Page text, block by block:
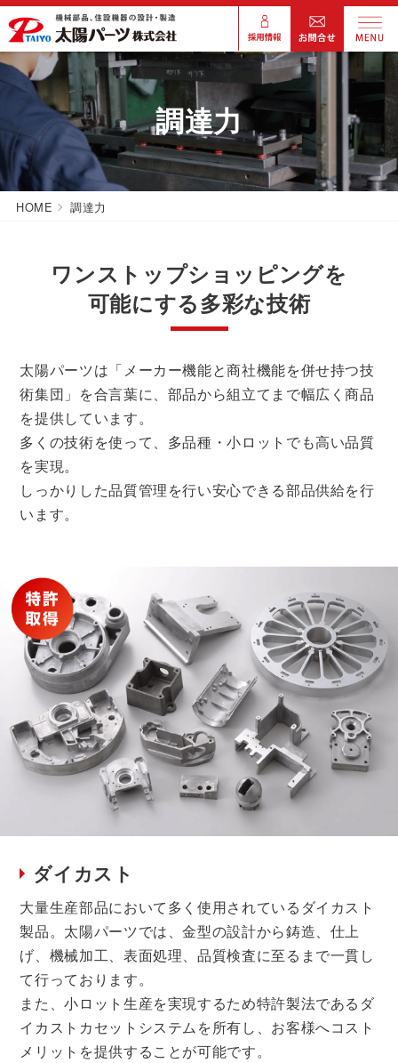
調達力
HOME 調達力
ワンストップショッピングを
可能にする多彩な技術
太陽パーツは「メーカー機能と商社機能を併せ持つ技
術集団」を合言葉に、 部品から組立てまで幅広く商品
を提供しています。
多くの技術を使って、多品種・小ロットでも高い品質
を実現。
しっかりした品質管理を行い安心できる部品供給を行
います。
ダイカスト
大量生産部品において多く使用されているダイカスト
製品。太陽パーツでは、金型の設計から鋳造、仕上
げ、機械加工、表面処理、品質検査に至るまで一貫し
て行っております。
また、小ロット生産を実現するため特許製法であるダ
イカストカセットシステムを所有し、お客様へコスト
メリットを提供することが可能です。